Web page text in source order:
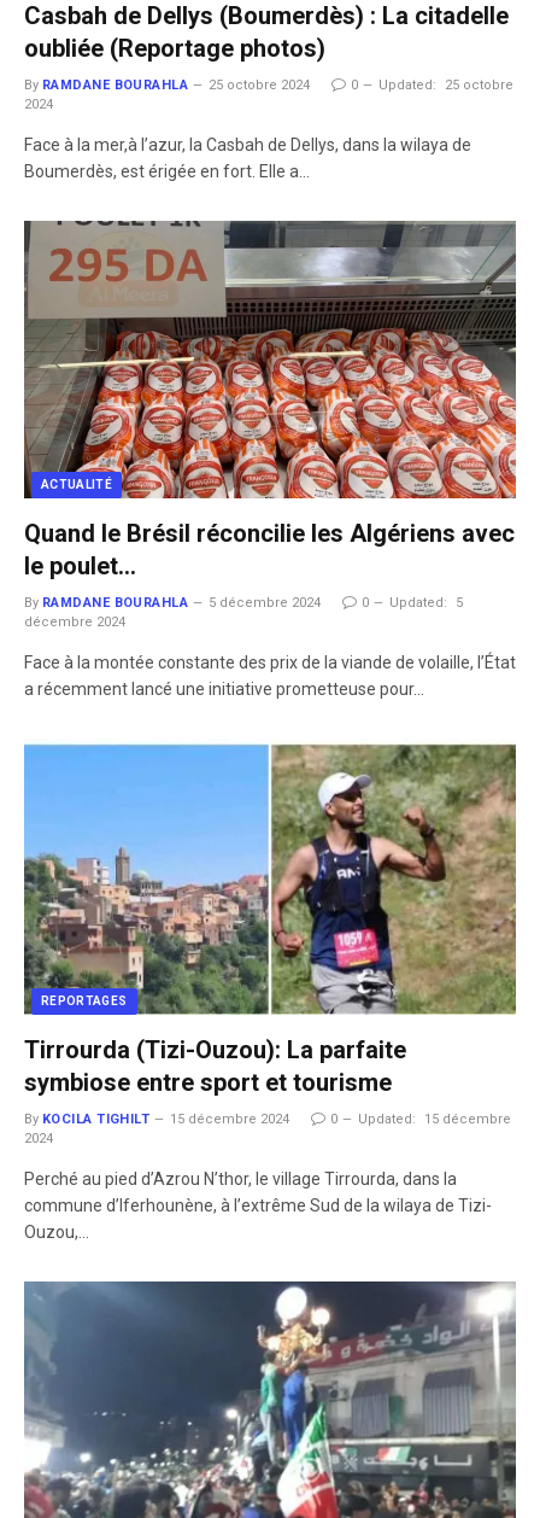
Casbah de Dellys (Boumerdès) : La citadelle
oubliée (Reportage photos)
By RAMDANE BOURAHLA 25 octobre 2024 0 Updated:
25 octobre
2024
Face à la mer,à l’azur, la Casbah de Dellys, dans la wilaya de
Boumerdès, est érigée en fort. Elle a…
ACTUALITÉ
Quand le Brésil réconcilie les Algériens avec
le poulet…
By RAMDANE BOURAHLA 5 décembre 2024 0 Updated:
5
décembre 2024
Face à la montée constante des prix de la viande de volaille, l’État
a récemment lancé une initiative prometteuse pour…
REPORTAGES
Tirrourda (Tizi-Ouzou): La parfaite
symbiose entre sport et tourisme
By KOCILA TIGHILT 15 décembre 2024 0 Updated:
15 décembre
2024
Perché au pied d’Azrou N’thor, le village Tirrourda, dans la
commune d’Iferhounène, à l’extrême Sud de la wilaya de Tizi-
Ouzou,…